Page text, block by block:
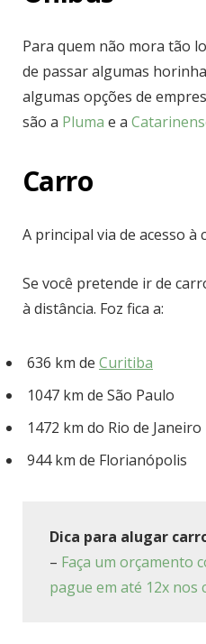
Para quem não mora tão
de passar algumas
algumas opções de
são a Pluma e a
Carro
A principal via de acesso à
Se você pretende ir de
à distância. Foz fica a:
636 km de Curitiba
1047 km de São Paulo
1472 km do Rio de Janeiro
944 km de Florianópolis
Dica para alugar
– Faça um orçamento
pague em até 12x nos